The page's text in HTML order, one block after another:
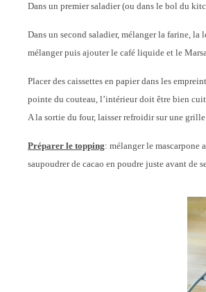
Dans un premier saladier (ou dans le bol du
Dans un second saladier, mélanger la farine,
mélanger puis ajouter le café liquide et le
Placer des caissettes en papier dans les
pointe du couteau, l’intérieur doit être bien
A la sortie du four, laisser refroidir sur une
Préparer le topping: mélanger le mascarpone
saupoudrer de cacao en poudre juste avant de